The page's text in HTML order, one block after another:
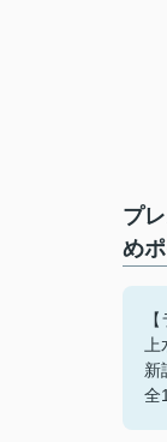
プ
め
新
全